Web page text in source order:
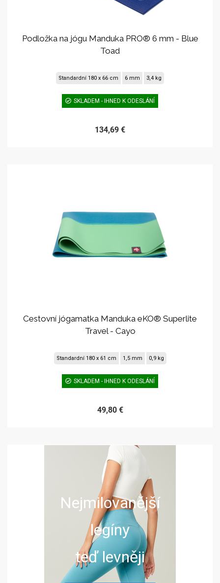
Podložka na jógu Manduka PRO® 6 mm - Blue
Toad
Standardní 180 x 66 cm 6 mm 3,4 kg
SKLADEM - IHNED K ODESLÁNÍ
134,69 €
Cestovní jógamatka Manduka eKO® Superlite
Travel - Cayo
Standardní 180 x 61 cm 1,5 mm 0,9 kg
SKLADEM - IHNED K ODESLÁNÍ
49,80 €
Nejmilovanější
legíny
teď levněji